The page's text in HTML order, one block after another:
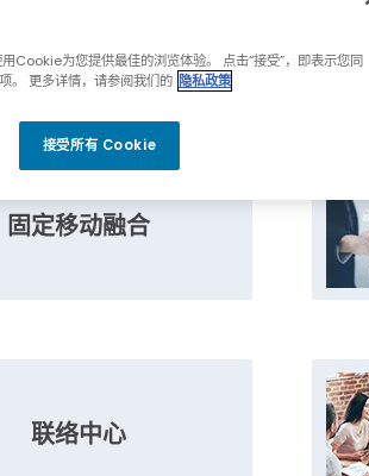
固定移动融合
联络中心
为您提供最佳的浏览体验。 点击“接受”，即表示您同
。 更多详情，请参阅我们的 隐私政策
接受所有 Cookie